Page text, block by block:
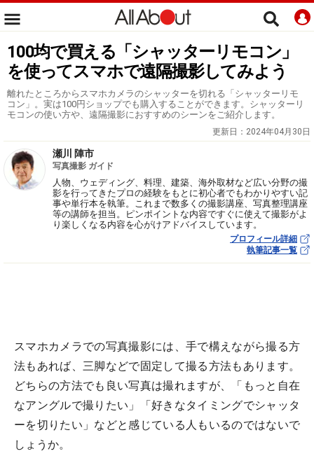
100均で買える「シャッターリモコン」
を使ってスマホで遠隔撮影してみよう
離れたところからスマホカメラのシャッターを切れる「シャッターリモ
コン」。実は100円ショップでも購入することができます。シャッターリ
モコンの使い方や、遠隔撮影におすすめのシーンをご紹介します。
更新日： 2024年04月30日
瀬川 陣市
写真撮影 ガイド
人物、ウェディング、料理、建築、海外取材など広い分野の撮
影を行ってきたプロの経験をもとに初心者でもわかりやすい記
事や単行本を執筆。これまで数多くの撮影講座、写真整理講座
等の講師を担当。ピンポイントな内容ですぐに使えて撮影がよ
り楽しくなる内容を心がけアドバイスしています。
プロフィール詳細
執筆記事一覧
スマホカメラでの写真撮影には、手で構えながら撮る方
法もあれば、三脚などで固定して撮る方法もあります。
どちらの方法でも良い写真は撮れますが、「もっと自在
なアングルで撮りたい」「好きなタイミングでシャッタ
ーを切りたい」などと感じている人もいるのではないで
しょうか。